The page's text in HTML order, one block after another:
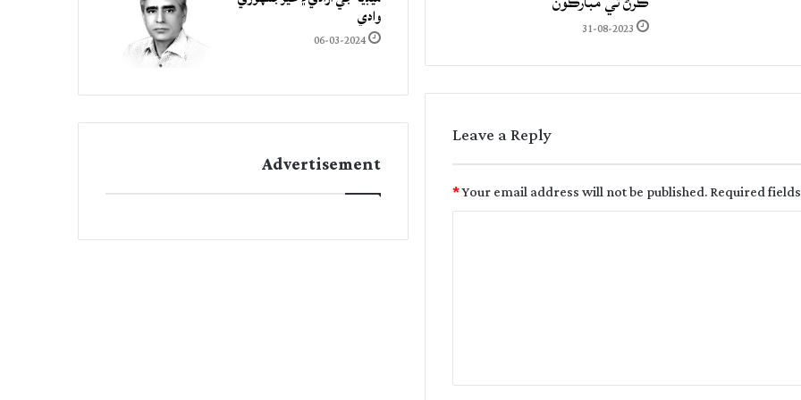
31-08-2023
Leave a Reply
Your email address will not be published.Required
*
وادي
06-03-2024
Advertisement